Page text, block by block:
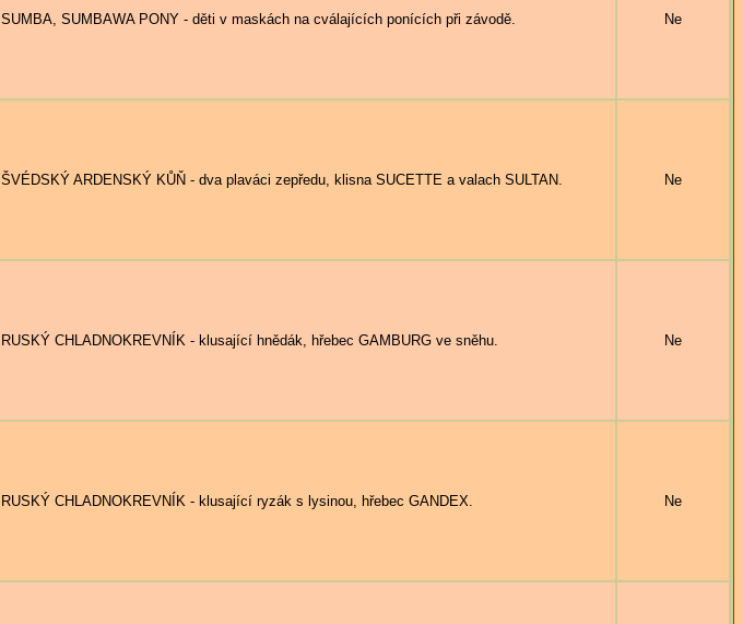
SUMBA, SUMBAWA PONY - děti v maskách na cválajících ponících při závodě. Ne
ŠVÉDSKÝ ARDENSKÝ KŮŇ - dva plaváci zepředu, klisna SUCETTE a valach SULTAN. Ne
RUSKÝ CHLADNOKREVNÍK - klusající hnědák, hřebec GAMBURG ve sněhu. Ne
RUSKÝ CHLADNOKREVNÍK - klusající ryzák s lysinou, hřebec GANDEX. Ne